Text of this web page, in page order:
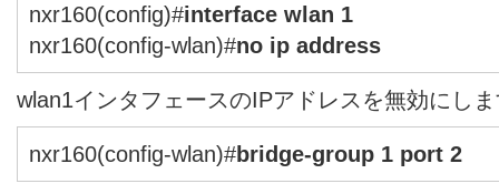
nxr160(config)#interface wlan 1
nxr160(config-wlan)#no ip address
wlan1インタフェースのIPアドレスを無効にし
nxr160(config-wlan)#bridge-group 1 port 2